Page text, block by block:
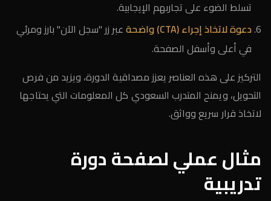
تسلط الضوء على تجاربهم الإيجابية.
دعوة لاتخاذ إجراء (CTA) واضحة
عبر زر "سجل الآن" بارز ومرئي
في أعلى وأسفل الصفحة.
التركيز على هذه العناصر يعزز مصداقية الدورة، ويزيد من فرص
التحويل، ويمنح المتدرب السعودي كل المعلومات التي يحتاجها
لاتخاذ قرار سريع وواثق.
مثال عملي لصفحة دورة
تدريبية